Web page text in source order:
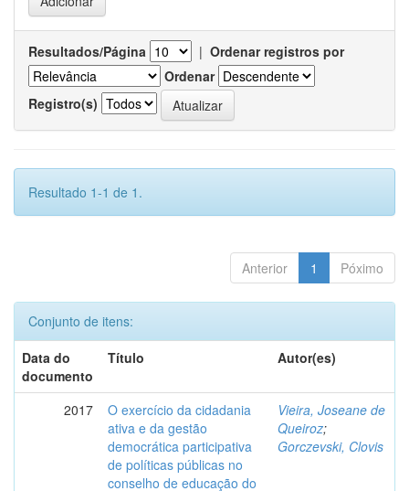
Resultados/Página | Ordenar registros por
Ordenar
Registro(s)
Resultado 1-1 de 1.
Anterior 1 Póximo
Conjunto de itens:
Data do
documento
Título Autor(es)
2017
O exercício da cidadania
ativa e da gestão
democrática participativa
de políticas públicas no
conselho de educação do
Vieira, Joseane de
Queiroz;
Gorczevski, Clovis